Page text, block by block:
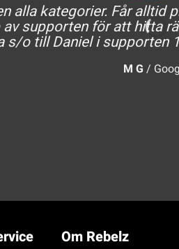
alla kategorier. Får
supporten för att hitta
s/o till Daniel i supporten
M G /
Om Rebelz